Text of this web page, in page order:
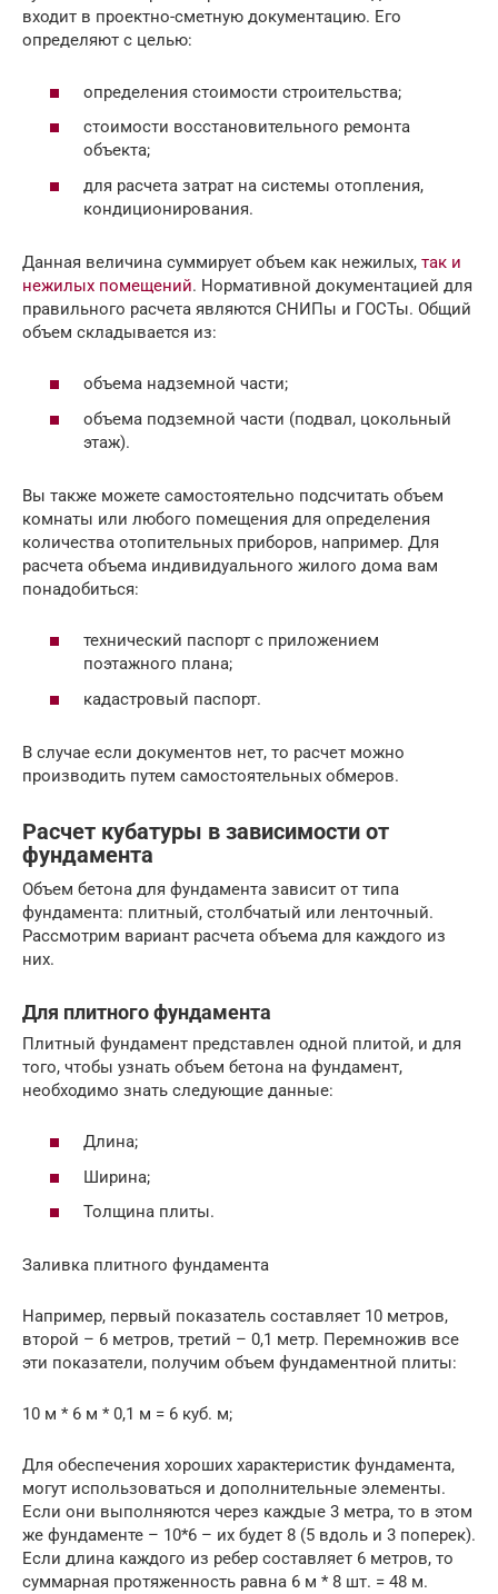
входит в проектно-сметную документацию. Его
определяют с целью:
определения стоимости строительства;
стоимости восстановительного ремонта
объекта;
для расчета затрат на системы отопления,
кондиционирования.
Данная величина суммирует объем как нежилых, так и
нежилых помещений. Нормативной документацией для
правильного расчета являются СНИПы и ГОСТы. Общий
объем складывается из:
объема надземной части;
объема подземной части (подвал, цокольный
этаж).
Вы также можете самостоятельно подсчитать объем
комнаты или любого помещения для определения
количества отопительных приборов, например. Для
расчета объема индивидуального жилого дома вам
понадобиться:
технический паспорт с приложением
поэтажного плана;
кадастровый паспорт.
В случае если документов нет, то расчет можно
производить путем самостоятельных обмеров.
Расчет кубатуры в зависимости от
фундамента
Объем бетона для фундамента зависит от типа
фундамента: плитный, столбчатый или ленточный.
Рассмотрим вариант расчета объема для каждого из
них.
Для плитного фундамента
Плитный фундамент представлен одной плитой, и для
того, чтобы узнать объем бетона на фундамент,
необходимо знать следующие данные:
Длина;
Ширина;
Толщина плиты.
Заливка плитного фундамента
Например, первый показатель составляет 10 метров,
второй – 6 метров, третий – 0,1 метр. Перемножив все
эти показатели, получим объем фундаментной плиты:
10 м * 6 м * 0,1 м = 6 куб. м;
Для обеспечения хороших характеристик фундамента,
могут использоваться и дополнительные элементы.
Если они выполняются через каждые 3 метра, то в этом
же фундаменте – 10*6 – их будет 8 (5 вдоль и 3 поперек).
Если длина каждого из ребер составляет 6 метров, то
суммарная протяженность равна 6 м * 8 шт. = 48 м.